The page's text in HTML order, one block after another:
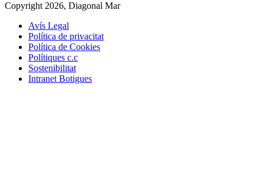
Copyright 2026, Diagonal Mar
Avís Legal
Política de privacitat
Política de Cookies
Polítiques c.c
Sostenibilitat
Intranet Botigues